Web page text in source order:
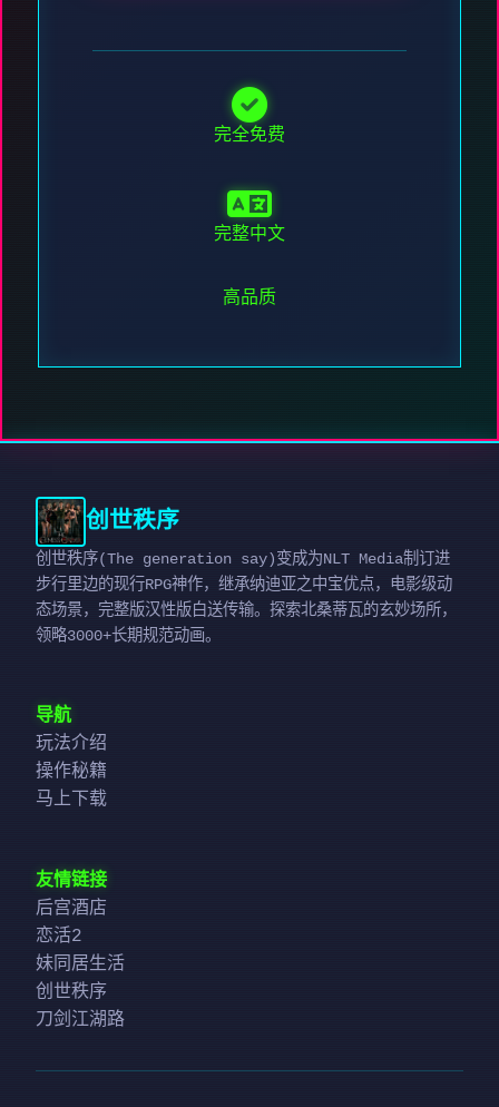
完全免费
完整中文
高品质
创世秩序
创世秩序(The generation say)变成为NLT Media制订进
步行里边的现行RPG神作，继承纳迪亚之中宝优点，电影级动
态场景，完整版汉性版白送传输。探索北桑蒂瓦的玄妙场所，
领略3000+长期规范动画。
导航
玩法介绍
操作秘籍
马上下载
友情链接
后宫酒店
恋活2
妹同居生活
创世秩序
刀剑江湖路